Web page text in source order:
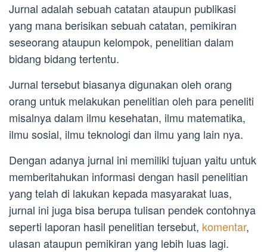
Jurnal adalah sebuah catatan ataupun publikasi
yang mana berisikan sebuah catatan, pemikiran
seseorang ataupun kelompok, penelitian dalam
bidang bidang tertentu.
Jurnal tersebut biasanya digunakan oleh orang
orang untuk melakukan penelitian oleh para peneliti
misalnya dalam ilmu kesehatan, ilmu matematika,
ilmu sosial, ilmu teknologi dan ilmu yang lain nya.
Dengan adanya jurnal ini memiliki tujuan yaitu untuk
memberitahukan informasi dengan hasil penelitian
yang telah di lakukan kepada masyarakat luas,
jurnal ini juga bisa berupa tulisan pendek contohnya
seperti laporan hasil penelitian tersebut, komentar,
ulasan ataupun pemikiran yang lebih luas lagi.